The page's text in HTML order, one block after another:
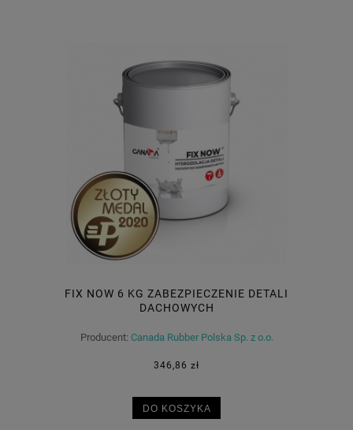
FIX NOW 6 KG ZABEZPIECZENIE DETALI
DACHOWYCH
Producent: Canada Rubber Polska Sp. z o.o.
346,86 zł
DO KOSZYKA